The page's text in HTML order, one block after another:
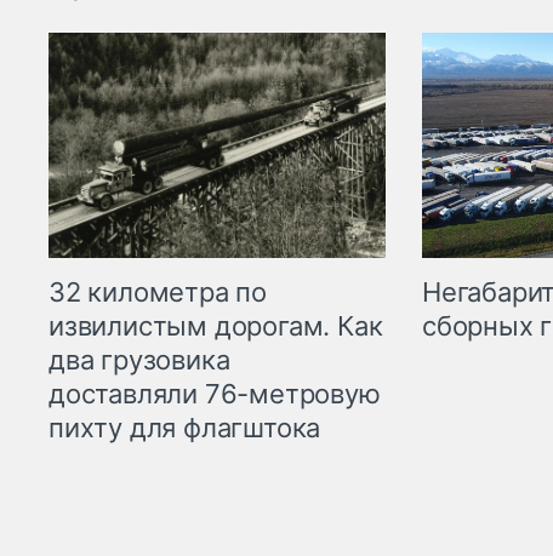
32 километра по
извилистым дорогам. Как
два грузовика
доставляли 76-метровую
пихту для флагштока
сборных